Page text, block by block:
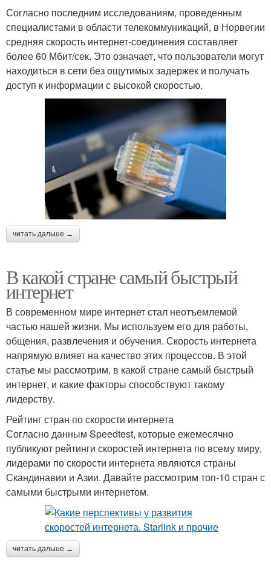
Согласно последним исследованиям, проведенным
специалистами в области телекоммуникаций, в Норвегии
средняя скорость интернет-соединения составляет
более 60 Мбит/сек. Это означает, что пользователи могут
находиться в сети без ощутимых задержек и получать
доступ к информации с высокой скоростью.
читать дальше →
В какой стране самый быстрый
интернет
В современном мире интернет стал неотъемлемой
частью нашей жизни. Мы используем его для работы,
общения, развлечения и обучения. Скорость интернета
напрямую влияет на качество этих процессов. В этой
статье мы рассмотрим, в какой стране самый быстрый
интернет, и какие факторы способствуют такому
лидерству.
Рейтинг стран по скорости интернета
Согласно данным Speedtest, которые ежемесячно
публикуют рейтинги скоростей интернета по всему миру,
лидерами по скорости интернета являются страны
Скандинавии и Азии. Давайте рассмотрим топ-10 стран с
самыми быстрыми интернетом.
читать дальше →